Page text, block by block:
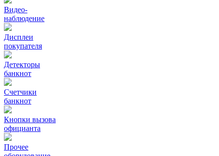
Видео‑
наблюдение
Дисплеи
покупателя
Детекторы
банкнот
Счетчики
банкнот
Кнопки вызова
официанта
Прочее